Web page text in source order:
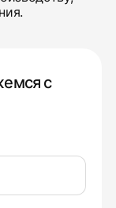
с